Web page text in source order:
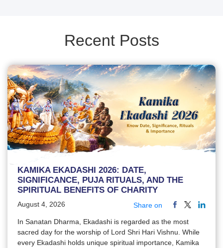
Recent Posts
KAMIKA EKADASHI 2026: DATE,
SIGNIFICANCE, PUJA RITUALS, AND THE
SPIRITUAL BENEFITS OF CHARITY
August 4, 2026 Share on
In Sanatan Dharma, Ekadashi is regarded as the most
sacred day for the worship of Lord Shri Hari Vishnu. While
every Ekadashi holds unique spiritual importance, Kamika